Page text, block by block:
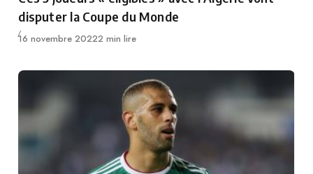
disputer la Coupe du Monde
Publié
16 novembre 20222 min lire